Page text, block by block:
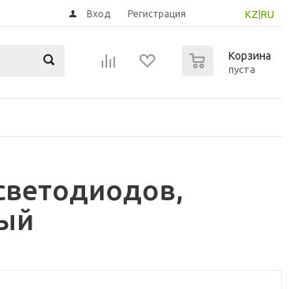
KZ RU
Вход Регистрация
Корзина
пуста